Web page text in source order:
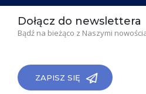
Dołącz do newslettera
Bądź na bieżąco z Naszymi
ZAPISZ SIĘ